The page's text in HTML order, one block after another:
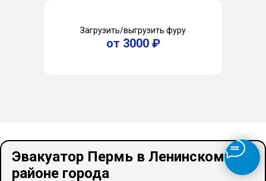
Загрузить/выгрузить фуру
от 3000 ₽
Эвакуатор Пермь в Ленинском
районе города